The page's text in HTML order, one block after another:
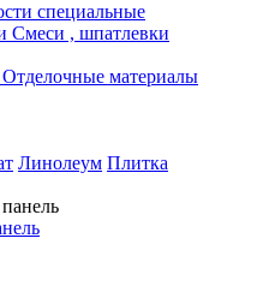
специальные
Смеси , шпатлевки
Отделочные материалы
Линолеум Плитка